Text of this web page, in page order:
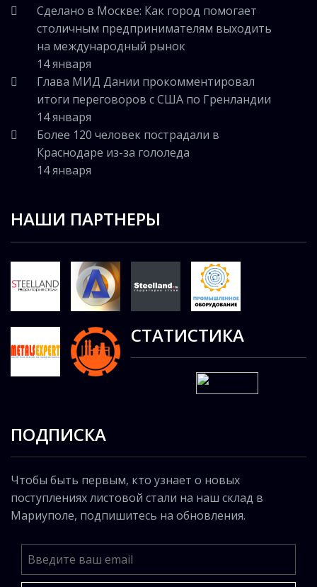
Сделано в Москве: Как город помогает
столичным предпринимателям выходить
на международный рынок
14 января
Глава МИД Дании прокомментировал
итоги переговоров с США по Гренландии
14 января
Более 120 человек пострадали в
Краснодаре из-за гололеда
14 января
НАШИ ПАРТНЕРЫ
СТАТИСТИКА
ПОДПИСКА
Чтобы быть первым, кто узнает о новых
поступлениях листовой стали на наш склад в
Мариуполе, подпишитесь на обновления.